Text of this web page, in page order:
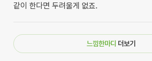
같이 한다면 두려울게 없죠.
느낌한마디 더보기